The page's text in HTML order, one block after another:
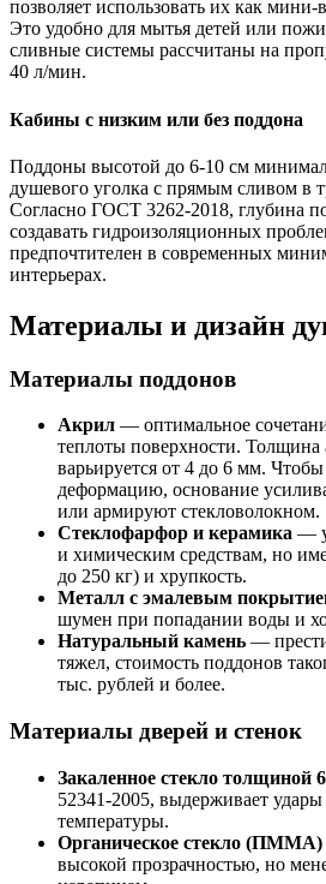
позволяет использовать их как
Это удобно для мытья детей или
сливные системы рассчитаны на
40 л/мин.
Кабины с низким или без поддона
Поддоны высотой до 6-10 см
душевого уголка с прямым сливом в
Согласно ГОСТ 3262-2018, глубина
создавать гидроизоляционных
предпочтителен в современных
интерьерах.
Материалы и дизайн
Материалы поддонов
Акрил — оптимальное
теплоты поверхности.
варьируется от 4 до 6 мм. Чтобы
деформацию, основание
или армируют стекловолокном.
Стеклофарфор и керамика —
и химическим средствам, но
до 250 кг) и хрупкость.
Металл с эмалевым
шумен при попадании воды и
Натуральный камень —
тяжел, стоимость поддонов
тыс. рублей и более.
Материалы дверей и стенок
Закаленное стекло толщиной
52341-2005, выдерживает
температуры.
Органическое стекло (ПММА)
высокой прозрачностью, но